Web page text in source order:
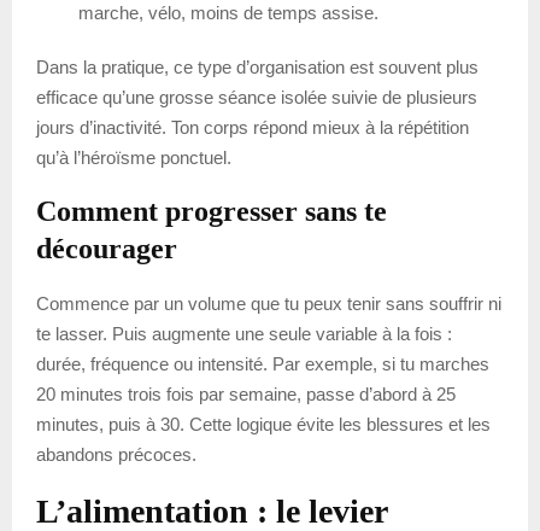
marche, vélo, moins de temps assise.
Dans la pratique, ce type d’organisation est souvent plus
efficace qu’une grosse séance isolée suivie de plusieurs
jours d’inactivité. Ton corps répond mieux à la répétition
qu’à l’héroïsme ponctuel.
Comment progresser sans te
décourager
Commence par un volume que tu peux tenir sans souffrir ni
te lasser. Puis augmente une seule variable à la fois :
durée, fréquence ou intensité. Par exemple, si tu marches
20 minutes trois fois par semaine, passe d’abord à 25
minutes, puis à 30. Cette logique évite les blessures et les
abandons précoces.
L’alimentation : le levier